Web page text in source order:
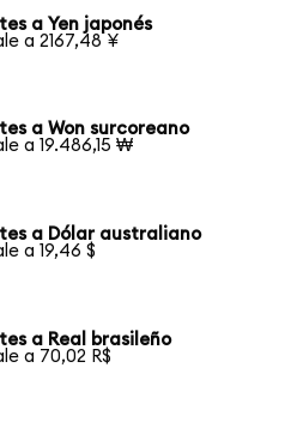
a Yen japonés
a 2167,48 ¥
a Won surcoreano
a 19.486,15 ₩
a Dólar australiano
a 19,46 $
a Real brasileño
a 70,02 R$